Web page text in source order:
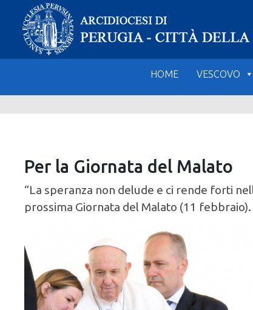
content
HOME VESCOVO
Per la Giornata del Malato
“La speranza non delude e ci rende forti
prossima Giornata del Malato (11 febbraio).